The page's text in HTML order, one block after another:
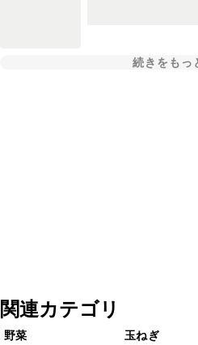
続きをもっ
関連カテゴリ
野菜 玉ねぎ